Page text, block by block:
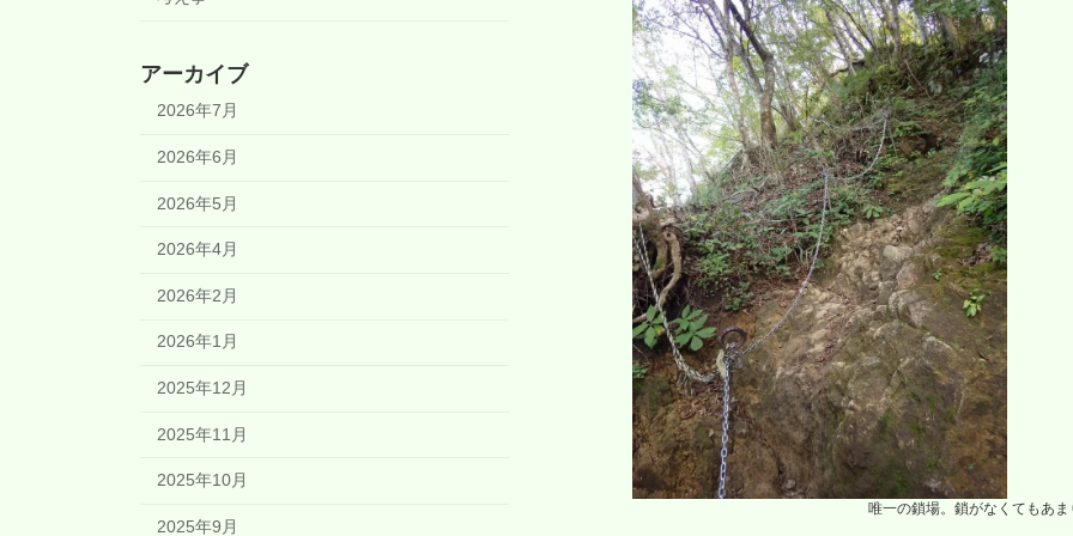
唯一の鎖場。鎖がなくてもあま
アーカイブ
2026年7月
2026年6月
2026年5月
2026年4月
2026年2月
2026年1月
2025年12月
2025年11月
2025年10月
2025年9月